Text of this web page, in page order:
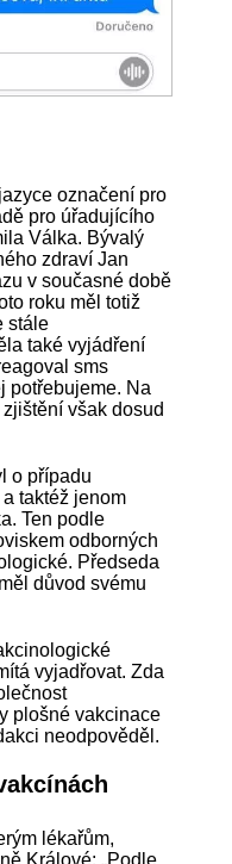
označení pro
pro úřadujícího
Válka. Bývalý
zdraví Jan
v současné době
roku měl totiž
stále
také vyjádření
sms
potřebujeme. Na
však dosud
o případu
taktéž jenom
Ten podle
odborných
Předseda
důvod svému
vyjadřovat. Zda
plošné vakcinace
neodpověděl.
lékařům,
Králové: „Podle